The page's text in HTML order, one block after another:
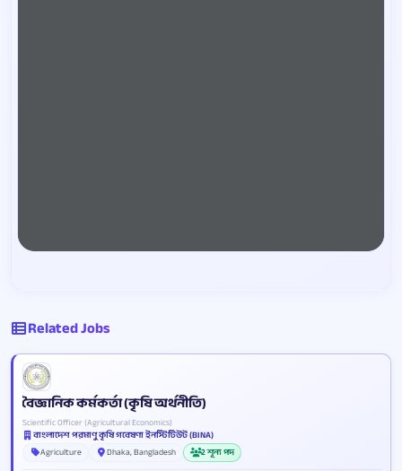
Related Jobs
বৈজ্ঞানিক কর্মকর্তা (কৃষি অর্থনীতি)
Scientific Officer (Agricultural Economics)
বাংলাদেশ পরমাণু কৃষি গবেষণা ইনস্টিটিউট (BINA)
Agriculture
Dhaka, Bangladesh 2 শূন্য পদ